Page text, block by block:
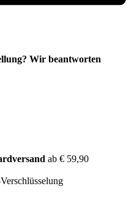
Wir beantworten
ab € 59,90